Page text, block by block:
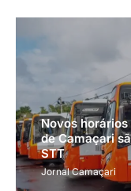
Novos
de Camaçari
STT
Jornal Camaçari